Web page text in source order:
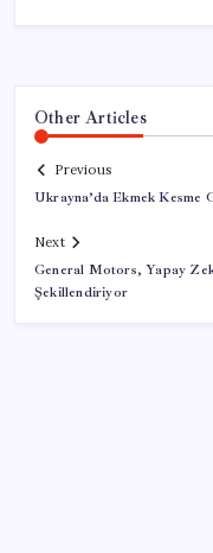
Other Articles
Previous
Ukrayna’da Ekmek Kesme
Next
General Motors, Yapay
Şekillendiriyor